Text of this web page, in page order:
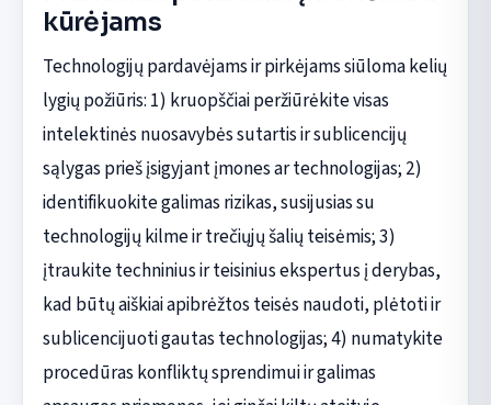
kūrėjams
Technologijų pardavėjams ir pirkėjams siūloma kelių
lygių požiūris: 1) kruopščiai peržiūrėkite visas
intelektinės nuosavybės sutartis ir sublicencijų
sąlygas prieš įsigyjant įmones ar technologijas; 2)
identifikuokite galimas rizikas, susijusias su
technologijų kilme ir trečiųjų šalių teisėmis; 3)
įtraukite techninius ir teisinius ekspertus į derybas,
kad būtų aiškiai apibrėžtos teisės naudoti, plėtoti ir
sublicencijuoti gautas technologijas; 4) numatykite
procedūras konfliktų sprendimui ir galimas